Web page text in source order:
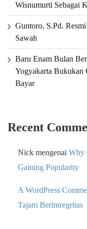
Wisnumurti Sebagai
Guntoro, S.Pd.
Sawah
Baru Enam Bulan
Yogyakarta Bukukan
Bayar
Recent
Nick mengenai Why
Gaining Popularity
A WordPress
Tajam Berintregritas